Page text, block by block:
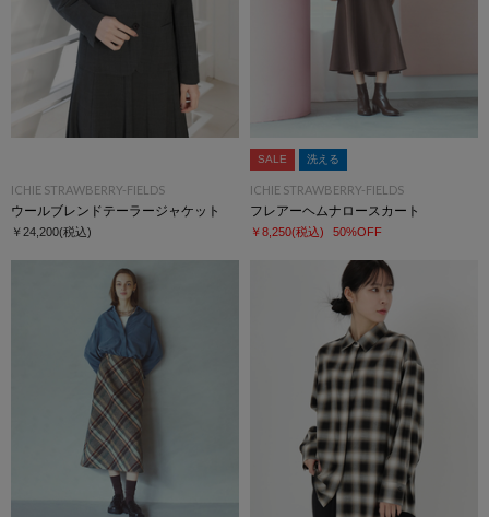
ICHIE STRAWBERRY-FIELDS
ウールブレンドテーラージャケット
￥24,200(税込)
SALE 洗える
ICHIE STRAWBERRY-FIELDS
フレアーヘムナロースカート
￥8,250(税込) 50%OFF